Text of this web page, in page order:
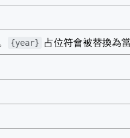
{year}
占位符會被替換為當